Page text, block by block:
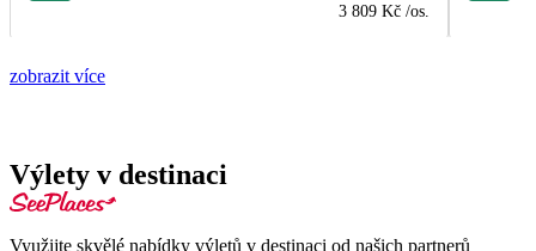
3 809 Kč /os.
zobrazit více
Výlety v destinaci
Využijte skvělé nabídky výletů v destinaci od našich partnerů